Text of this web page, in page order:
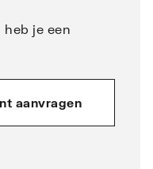
je een
aanvragen